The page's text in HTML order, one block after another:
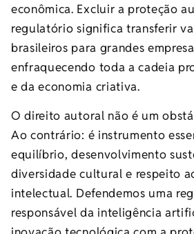
econômica. Excluir a proteção
regulatório significa transferir
brasileiros para grandes
enfraquecendo toda a cadeia
e da economia criativa.
O direito autoral não é um
Ao contrário: é instrumento
equilíbrio, desenvolvimento
diversidade cultural e respeito
intelectual. Defendemos uma
responsável da inteligência